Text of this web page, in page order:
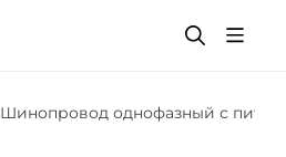
Шинопровод однофазный с